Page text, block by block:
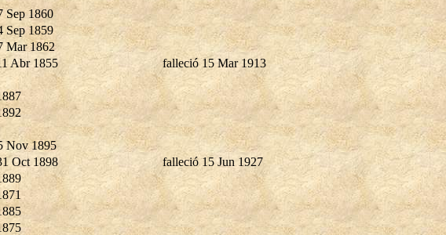
Sep 1860
Sep 1859
Mar 1862
Abr 1855
falleció 15 Mar 1913
Nov 1895
Oct 1898
falleció 15 Jun 1927